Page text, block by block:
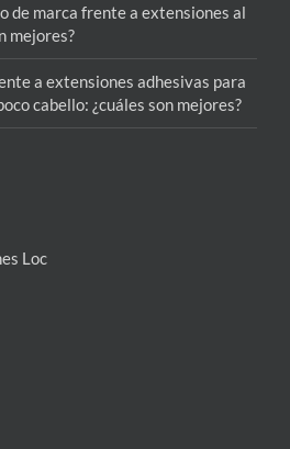
de marca frente a extensiones al
mejores?
a extensiones adhesivas para
cabello: ¿cuáles son mejores?
Loc